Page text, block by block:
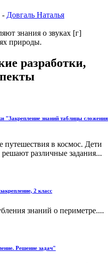
- Довгаль Наталья
знания о звуках [г]
природы.
разработки,
"Закрепление знаний таблицы сложения
в космос. Дети
различные задания...
2 класс
знаний о периметре....
Решение задач"